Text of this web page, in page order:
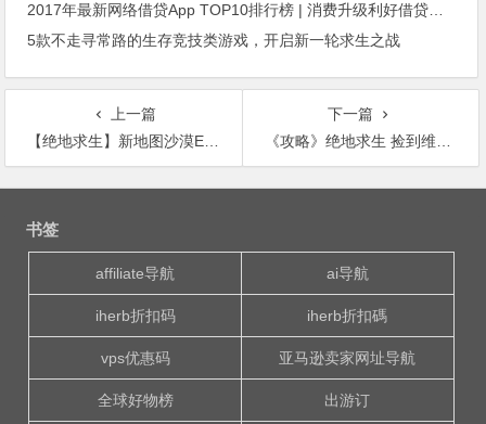
2017年最新网络借贷App TOP10排行榜 | 消费升级利好借贷前景 政策引导行业良性发展
5款不走寻常路的生存竞技类游戏，开启新一轮求生之战
上一篇
【绝地求生】新地图沙漠EL城，最强攻略打法
下一篇
《攻略》绝地求生 捡到维克托千万别扔 满配爆发堪比Groza
文
书签
affiliate导航 ai导航
iherb折扣码 iherb折扣碼
vps优惠码 亚马逊卖家网址导航
全球好物榜 出游订